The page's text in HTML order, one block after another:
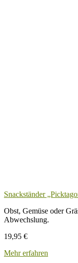
Snackständer
Obst, Gemüse oder
Abwechslung.
19,95 €
Mehr erfahren